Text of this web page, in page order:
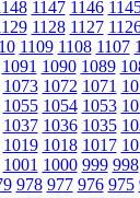
1147 1146
1128 1127
1109 1108 1107
1091 1090 1089
1073 1072 1071
1055 1054 1053
1037 1036 1035
1019 1018 1017
1001 1000 999 998
978 977 976 975